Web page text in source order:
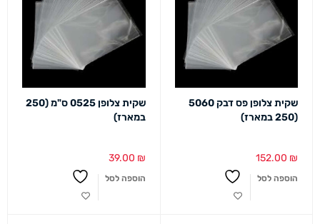
שקית צלופן פס דבק 5060
(250 במארז)
152.00 ₪
הוספה לסל
שקית צלופן 0525 ס"מ (250
במארז)
39.00 ₪
הוספה לסל